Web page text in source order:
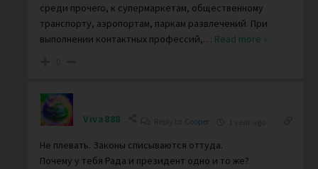
среди прочего, к супермаркетам, общественному
транспорту, аэропортам, паркам развлечений. При
выполнении контактных профессий,… Read more »
Viva888 Cooper
Не плевать. Законы списываются оттуда.
Почему у тебя Рада и президент одно и то же?